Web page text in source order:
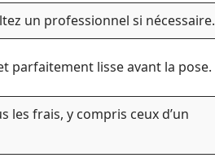
un professionnel si nécessaire.
parfaitement lisse avant la pose.
les frais, y compris ceux d’un